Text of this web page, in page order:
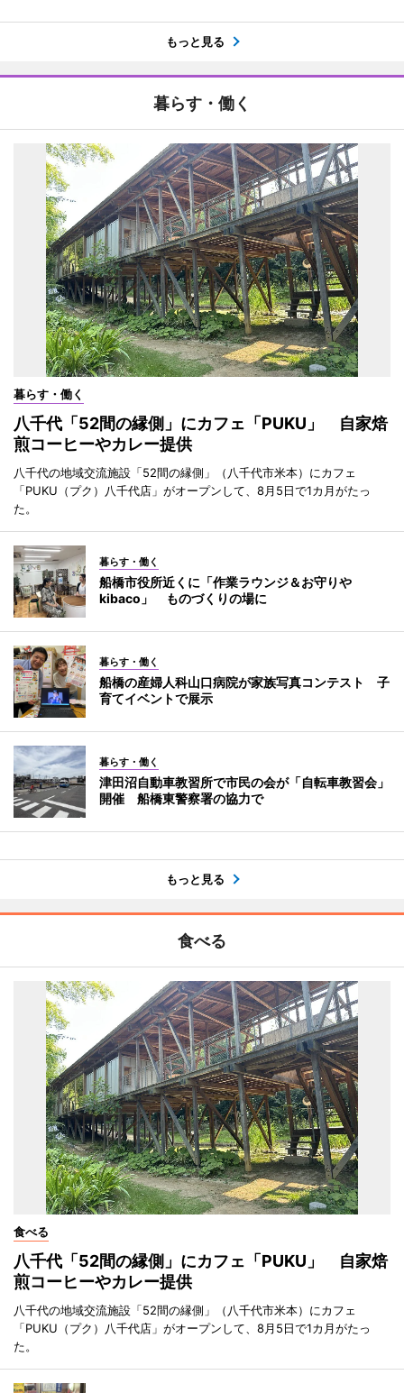
もっと見る
暮らす・働く
暮らす・働く
八千代「52間の縁側」にカフェ「PUKU」 自家焙
煎コーヒーやカレー提供
八千代の地域交流施設「52間の縁側」（八千代市米本）にカフェ
「PUKU（プク）八千代店」がオープンして、8月5日で1カ月がたっ
た。
暮らす・働く
船橋市役所近くに「作業ラウンジ＆お守りや
kibaco」 ものづくりの場に
暮らす・働く
船橋の産婦人科山口病院が家族写真コンテスト 子
育てイベントで展示
暮らす・働く
津田沼自動車教習所で市民の会が「自転車教習会」
開催 船橋東警察署の協力で
もっと見る
食べる
食べる
八千代「52間の縁側」にカフェ「PUKU」 自家焙
煎コーヒーやカレー提供
八千代の地域交流施設「52間の縁側」（八千代市米本）にカフェ
「PUKU（プク）八千代店」がオープンして、8月5日で1カ月がたっ
た。